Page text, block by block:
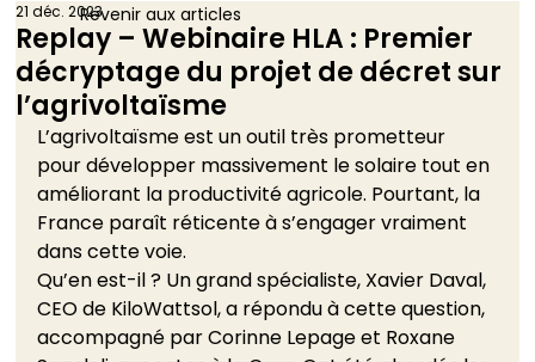
Replay – Webinaire HLA : Premier
décryptage du projet de décret sur
l’agrivoltaïsme
21 déc. 2023
L’agrivoltaïsme est un outil très prometteur
pour développer massivement le solaire tout en
améliorant la productivité agricole. Pourtant, la
France paraît réticente à s’engager vraiment
dans cette voie.
Qu’en est-il ? Un grand spécialiste, Xavier Daval,
CEO de KiloWattsol, a répondu à cette question,
accompagné par Corinne Lepage et Roxane
Revenir aux articles